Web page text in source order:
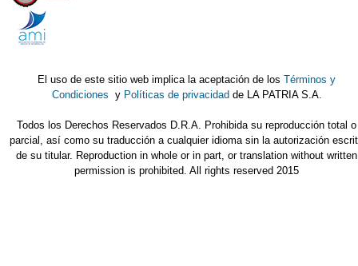
El uso de este sitio web implica la aceptación de losTérminos y
Condiciones y Políticas de privacidad de LA PATRIA S.A.
Todos los Derechos Reservados D.R.A. Prohibida su reproducción total o
parcial, así como su traducción a cualquier idioma sin la autorización
de su titular. Reproduction in whole or in part, or translation without written
permission is prohibited. All rights reserved 2015